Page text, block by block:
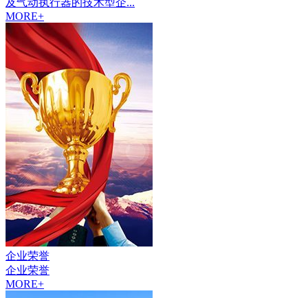
及气动执行器的技术型企...
MORE+
企业荣誉
企业荣誉
MORE+